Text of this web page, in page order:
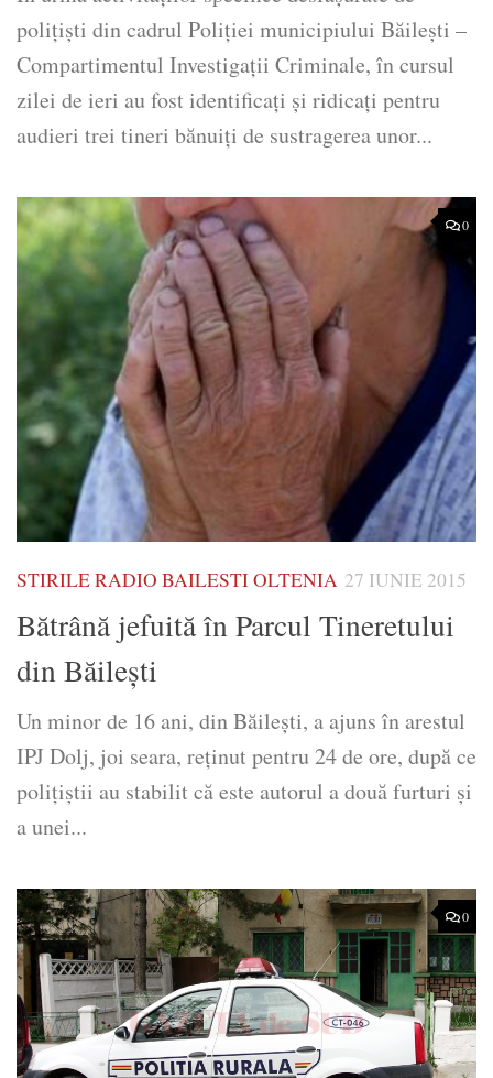
polițiști din cadrul Poliției municipiului Băilești –
Compartimentul Investigații Criminale, în cursul
zilei de ieri au fost identificați și ridicați pentru
audieri trei tineri bănuiți de sustragerea unor...
0
STIRILE RADIO BAILESTI OLTENIA 27 IUNIE 2015
Bătrână jefuită în Parcul Tineretului
din Băileşti
Un minor de 16 ani, din Băileşti, a ajuns în arestul
IPJ Dolj, joi seara, reţinut pentru 24 de ore, după ce
poliţiştii au stabilit că este autorul a două furturi şi
a unei...
0